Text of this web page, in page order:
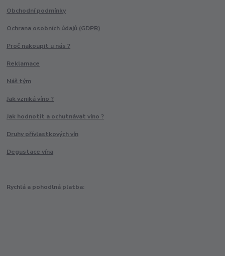
Obchodní podmínky
Ochrana osobních údajů (GDPR)
Proč nakoupit u nás ?
Reklamace
Náš tým
Jak vzniká víno ?
Jak hodnotit a ochutnávat víno ?
Druhy přívlastkových vín
Degustace vína
Rychlá a pohodlná platba: